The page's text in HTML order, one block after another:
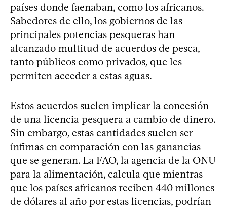
países donde faenaban, como los africanos.
Sabedores de ello, los gobiernos de las
principales potencias pesqueras han
alcanzado multitud de acuerdos de pesca,
tanto públicos como privados, que les
permiten acceder a estas aguas.
Estos acuerdos suelen implicar la concesión
de una licencia pesquera a cambio de dinero.
Sin embargo, estas cantidades suelen ser
ínfimas en comparación con las ganancias
que se generan. La FAO, la agencia de la ONU
para la alimentación, calcula que mientras
que los países africanos reciben 440 millones
de dólares al año por estas licencias, podrían